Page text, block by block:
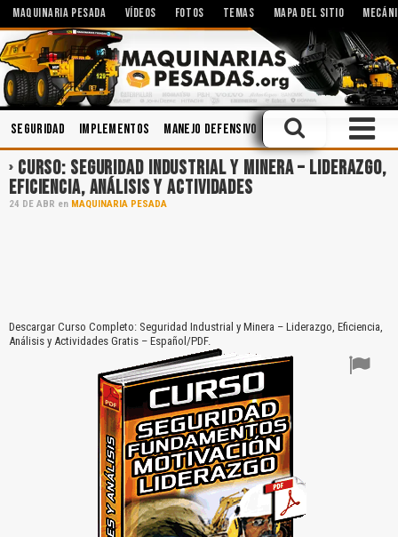
MAQUINARIA PESADA VÍDEOS FOTOS TEMAS MAPA DEL SITIO
Seguridad Implementos Manejo Defensivo Ingeniería
CURSO: SEGURIDAD INDUSTRIAL Y MINERA – LIDERAZGO,
EFICIENCIA, ANÁLISIS Y ACTIVIDADES
24 DE ABR en MAQUINARIA PESADA
Descargar Curso Completo: Seguridad Industrial y Minera – Liderazgo, Eficiencia,
Análisis y Actividades Gratis – Español/PDF.